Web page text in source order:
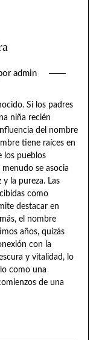
admin
Si los padres
niña recién
del nombre
tiene raíces en
los pueblos
se asocia
la pureza. Las
como
destacar en
el nombre
años, quizás
con la
y vitalidad, lo
como una
de una